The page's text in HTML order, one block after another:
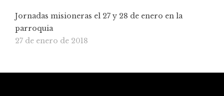
Jornadas misioneras el 27 y 28 de enero en la
parroquia
27 de enero de 2018